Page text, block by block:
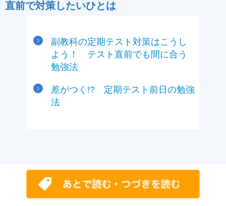
直前で対策したいひとは
副教科の定期テスト対策はこうし
よう！ テスト直前でも間に合う
勉強法
差がつく!? 定期テスト前日の勉強
法